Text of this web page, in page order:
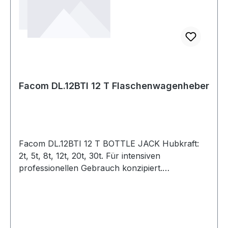
Facom DL.12BTI 12 T Flaschenwagenheber
Facom DL.12BTI 12 T BOTTLE JACK Hubkraft:
2t, 5t, 8t, 12t, 20t, 30t. Für intensiven
professionellen Gebrauch konzipiert.